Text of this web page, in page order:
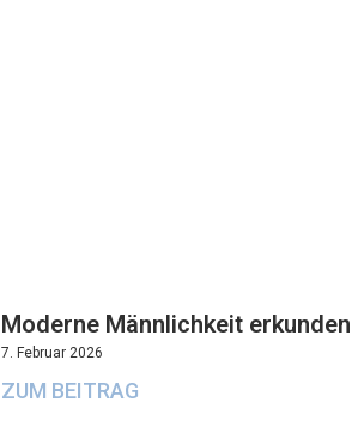
Moderne Männlichkeit erkunden
7. Februar 2026
ZUM BEITRAG